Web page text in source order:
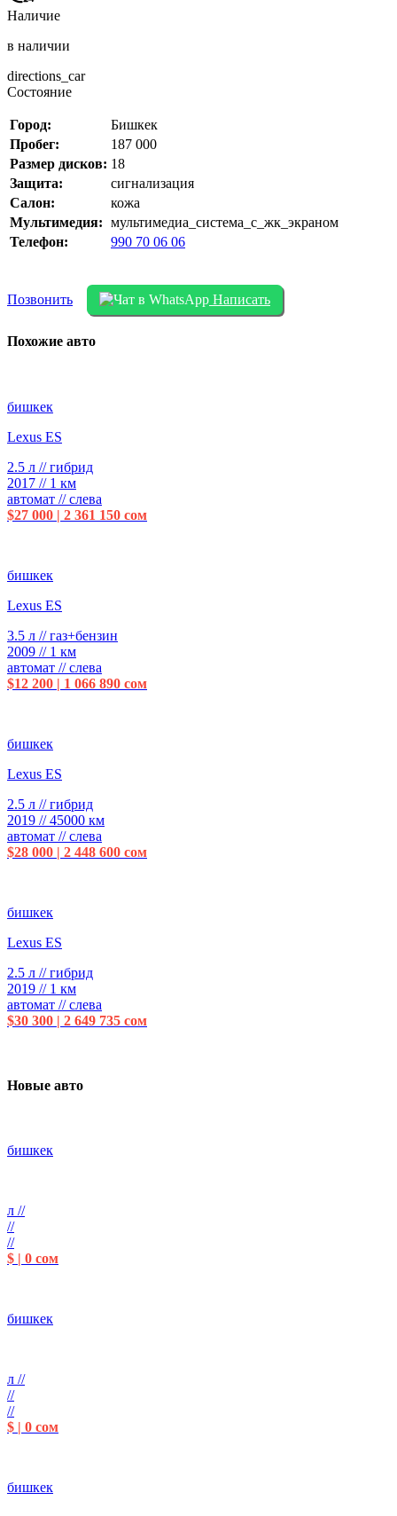
Наличие
в наличии
directions_car
Состояние
Город:
Бишкек
Пробег:
187 000
Размер дисков: 18
Защита:
сигнализация
Салон:
кожа
Мультимедия: мультимедиа_система_с_жк_экраном
Телефон:
990 70 06 06
Позвонить Написать
Похожие авто
бишкек
Lexus ES
2.5 л // гибрид
2017 // 1 км
автомат // слева
$27 000 | 2 361 150 сом
бишкек
Lexus ES
3.5 л // газ+бензин
2009 // 1 км
автомат // слева
$12 200 | 1 066 890 сом
бишкек
Lexus ES
2.5 л // гибрид
2019 // 45000 км
автомат // слева
$28 000 | 2 448 600 сом
бишкек
Lexus ES
2.5 л // гибрид
2019 // 1 км
автомат // слева
$30 300 | 2 649 735 сом
Новые авто
бишкек
л //
//
//
$ | 0 сом
бишкек
л //
//
//
$ | 0 сом
бишкек